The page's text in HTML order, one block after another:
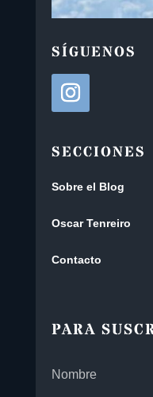
SÍGUENOS
SECCIONES
Sobre el Blog
Oscar Tenreiro
Contacto
PARA